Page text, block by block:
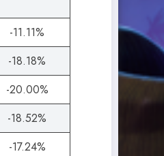
-11.11%
-18.18%
-20.00%
-18.52%
-17.24%